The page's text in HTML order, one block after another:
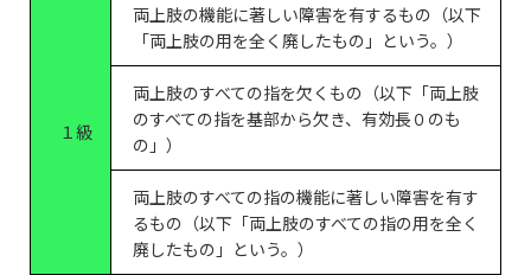
１級
両上肢の機能に著しい障害を有するもの（以下
「両上肢の用を全く廃したもの」という。）
両上肢のすべての指を欠くもの（以下「両上肢
のすべての指を基部から欠き、有効長０のも
の」）
両上肢のすべての指の機能に著しい障害を有す
るもの（以下「両上肢のすべての指の用を全く
廃したもの」という。）